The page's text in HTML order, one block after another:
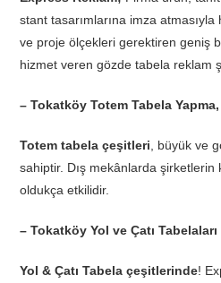
stant tasarımlarına imza atmasıyla
ve proje ölçekleri gerektiren geniş
hizmet veren gözde tabela reklam
– Tokatköy Totem Tabela Yapma,
Totem tabela çeşitleri , büyük ve
sahiptir. Dış mekânlarda şirketlerin
oldukça etkilidir.
– Tokatköy Yol ve Çatı Tabelaları
Yol & Çatı Tabela çeşitlerinde!